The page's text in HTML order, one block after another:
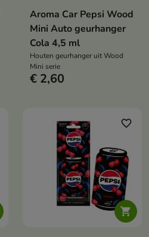
Aroma Car Pepsi Wood
Mini Auto geurhanger
Cola 4,5 ml
Houten geurhanger uit Wood
Mini serie
€ 2,60

favorite_border